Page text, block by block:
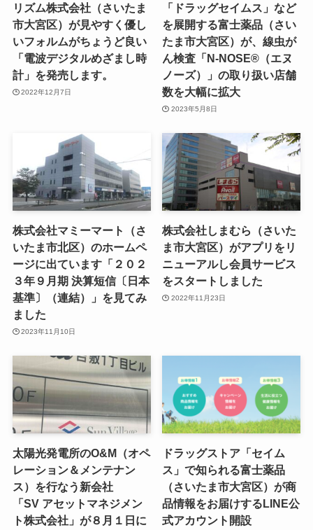
リズム株式会社（さいたま
市大宮区）が見やすく優し
いフォルムがちょうど良い
「電波デジタルめざまし時
計」を発売します。
2022年12月7日
「ドラッグセイムス」など
を展開する富士薬品（さい
たま市大宮区）が、線虫が
ん検査「N-NOSE®（エヌ
ノーズ）」の取り扱い店舗
数を大幅に拡大
2023年5月8日
株式会社マミーマート（さ
いたま市北区）のホームペ
ージに出ています「２０２
３年９月期 決算短信〔日本
基準〕（連結）」を見てみ
ました
2023年11月10日
株式会社しまむら（さいた
ま市大宮区）がアプリをリ
ニューアルし会員サービス
をスタートしました
2022年11月23日
太陽光発電所のO&M（オペ
レーション＆メンテナン
ス）を行なう新会社
「SV アセットマネジメン
ト株式会社」が８月１日に
ドラッグストア「セイム
ス」で知られる富士薬品
（さいたま市大宮区）が商
品情報をお届けするLINE公
式アカウント開設